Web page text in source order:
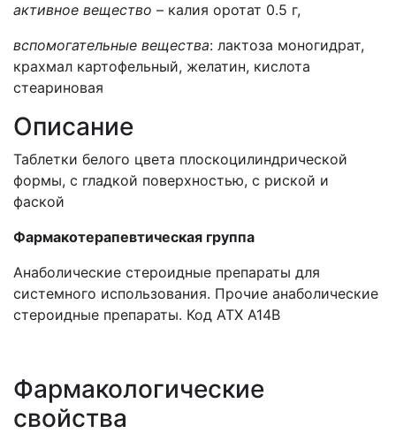
активное вещество – калия оротат 0.5 г,
вспомогательные вещества: лактоза моногидрат,
крахмал картофельный, желатин, кислота
стеариновая
Описание
Таблетки белого цвета плоскоцилиндрической
формы, с гладкой поверхностью, c риской и
фаской
Фармакотерапевтическая группа
Анаболические стероидные препараты для
системного использования. Прочие анаболические
стероидные препараты. Код АТХ А14В
Фармакологические
свойства